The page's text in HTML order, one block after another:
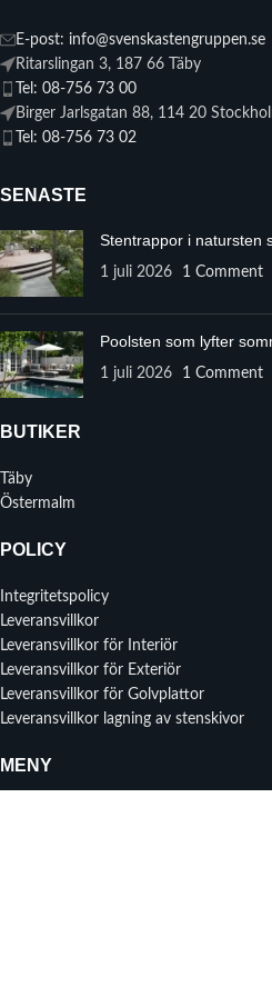
E-post: info@svenskastengruppen.se
Ritarslingan 3, 187 66 Täby
Tel: 08-756 73 00
Birger Jarlsgatan 88, 114 20
Tel: 08-756 73 02
SENASTE
Stentrappor i natursten
1 juli 2026 1 Comment
Poolsten som lyfter
1 juli 2026 1 Comment
BUTIKER
Täby
Östermalm
POLICY
Integritetspolicy
Leveransvillkor
Leveransvillkor för Interiör
Leveransvillkor för Exteriör
Leveransvillkor för Golvplattor
Leveransvillkor lagning av stenskivor
MENY